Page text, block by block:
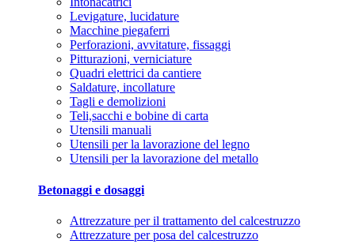
Levigature, lucidature
Macchine piegaferri
Perforazioni, avvitature, fissaggi
Pitturazioni, verniciature
Quadri elettrici da cantiere
Saldature, incollature
Tagli e demolizioni
Teli,sacchi e bobine di carta
Utensili manuali
Utensili per la lavorazione del legno
Utensili per la lavorazione del metallo
Betonaggi e dosaggi
Attrezzature per il trattamento del calcestruzzo
Attrezzature per posa del calcestruzzo